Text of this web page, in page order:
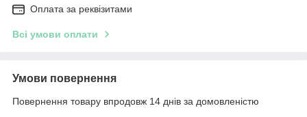
Оплата за реквізитами
Всі умови оплати
Умови повернення
Повернення товару впродовж 14 днів за домовленістю